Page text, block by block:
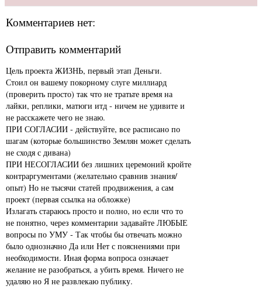
Комментариев нет:
Отправить комментарий
Цель проекта ЖИЗНЬ, первый этап Деньги.
Стоил он вашему покорному слуге миллиард
(проверить просто) так что не тратьте время на
лайки, реплики, матюги итд - ничем не удивите и
не расскажете чего не знаю.
ПРИ СОГЛАСИИ - действуйте, все расписано по
шагам (которые большинство Землян может сделать
не сходя с дивана)
ПРИ НЕСОГЛАСИИ без лишних церемоний кройте
контраргументами (желательно сравнив знания/
опыт) Но не тысячи статей продвижения, а сам
проект (первая ссылка на обложке)
Излагать стараюсь просто и полно, но если что то
не понятно, через комментарии задавайте ЛЮБЫЕ
вопросы по УМУ - Так чтобы бы отвечать можно
было однозначно Да или Нет с пояснениями при
необходимости. Иная форма вопроса означает
желание не разобраться, а убить время. Ничего не
удаляю но Я не развлекаю публику.